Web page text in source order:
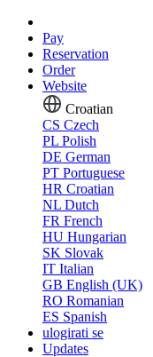
Pay
Reservation
Order
Website
Croatian
CS Czech
PL Polish
DE German
PT Portuguese
HR Croatian
NL Dutch
FR French
HU Hungarian
SK Slovak
IT Italian
GB English (UK)
RO Romanian
ES Spanish
ulogirati se
Updates